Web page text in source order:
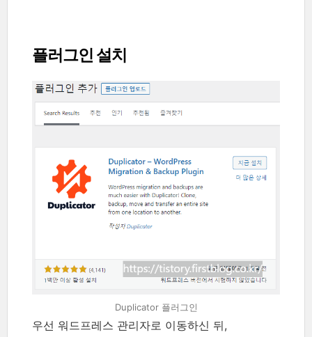
플러그인 설치
Duplicator 플러그인
우선 워드프레스 관리자로 이동하신 뒤,